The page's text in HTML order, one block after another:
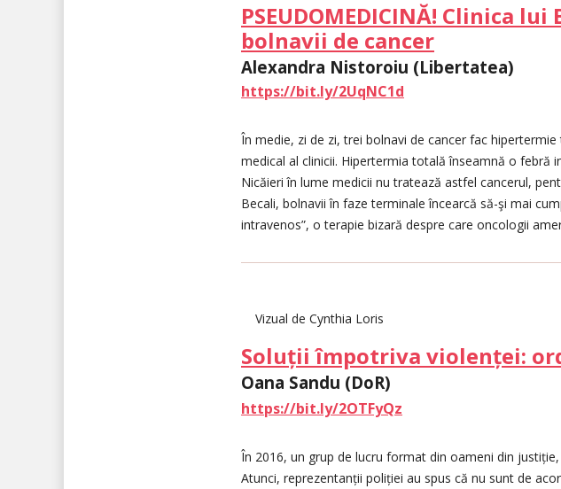
PSEUDOMEDICINĂ! Clinica
bolnavii de cancer
Alexandra Nistoroiu (Libertatea)
https://bit.ly/2UqNC1d
În medie, zi de zi, trei bolnavi de cancer fac
medical al clinicii. Hipertermia totală înseamnă o febră
Nicăieri în lume medicii nu tratează astfel cancerul,
Becali, bolnavii în faze terminale încearcă să-şi mai
intravenos”, o terapie bizară despre care oncologii
Vizual de Cynthia Loris
Soluții împotriva violenței:
Oana Sandu (DoR)
https://bit.ly/2OTFyQz
În 2016, un grup de lucru format din oameni din
Atunci, reprezentanții poliției au spus că nu sunt de